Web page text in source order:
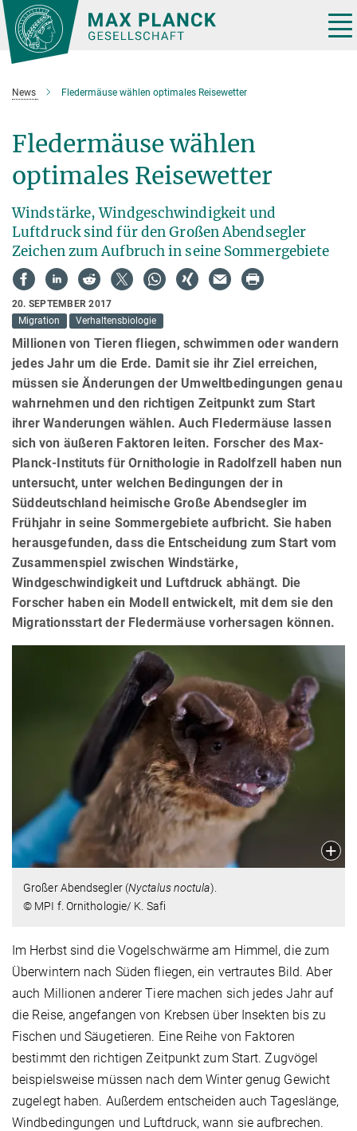
Hauptinhalt
News Fledermäuse wählen optimales Reisewetter
Fledermäuse wählen
optimales Reisewetter
Windstärke, Windgeschwindigkeit und
Luftdruck sind für den Großen Abendsegler
Zeichen zum Aufbruch in seine Sommergebiete
20. SEPTEMBER 2017
Migration
Verhaltensbiologie
Millionen von Tieren fliegen, schwimmen oder wandern
jedes Jahr um die Erde. Damit sie ihr Ziel erreichen,
müssen sie Änderungen der Umweltbedingungen genau
wahrnehmen und den richtigen Zeitpunkt zum Start
ihrer Wanderungen wählen. Auch Fledermäuse lassen
sich von äußeren Faktoren leiten. Forscher des Max-
Planck-Instituts für Ornithologie in Radolfzell haben nun
untersucht, unter welchen Bedingungen der in
Süddeutschland heimische Große Abendsegler im
Frühjahr in seine Sommergebiete aufbricht. Sie haben
herausgefunden, dass die Entscheidung zum Start vom
Zusammenspiel zwischen Windstärke,
Windgeschwindigkeit und Luftdruck abhängt. Die
Forscher haben ein Modell entwickelt, mit dem sie den
Migrationsstart der Fledermäuse vorhersagen können.
Großer Abendsegler (Nyctalus noctula).
© MPI f. Ornithologie/ K. Safi
Im Herbst sind die Vogelschwärme am Himmel, die zum
Überwintern nach Süden fliegen, ein vertrautes Bild. Aber
auch Millionen anderer Tiere machen sich jedes Jahr auf
die Reise, angefangen von Krebsen über Insekten bis zu
Fischen und Säugetieren. Eine Reihe von Faktoren
bestimmt den richtigen Zeitpunkt zum Start. Zugvögel
beispielsweise müssen nach dem Winter genug Gewicht
zugelegt haben. Außerdem entscheiden auch Tageslänge,
Windbedingungen und Luftdruck, wann sie aufbrechen.